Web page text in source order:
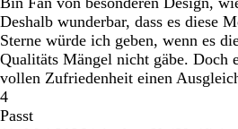
Deshalb wunderbar, dass es diese
Sterne würde ich geben, wenn es
Qualitäts Mängel nicht gäbe. Doch
vollen Zufriedenheit einen
4
Passt